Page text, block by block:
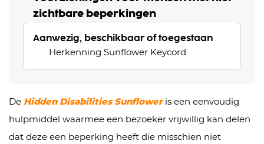
zichtbare beperkingen
Aanwezig, beschikbaar of toegestaan
Herkenning Sunflower Keycord
De Hidden Disabilities Sunfloweris een eenvoudig
hulpmiddel waarmee een bezoeker vrijwillig kan delen
dat deze een beperking heeft die misschien niet